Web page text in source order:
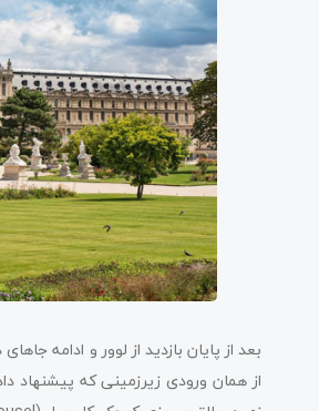
بعد از پایان بازدید از لوور و ادامه
از همان ورودی زیرزمینی که پیشنهاد